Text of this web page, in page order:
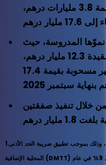
والاحتفاظ"، مع إضافة مشاريع جديدة بقيمة 3.8 مليارات درهم،
المدروسة، حيث
بلغت السيولة النقدية المتاحة وغير المقيدة 12.3 مليار درهم،
إضافةً إلى تسهيلات مصرفية مؤكدة وغير مسحوبة بقيمة 17.4
خلال تنفيذ صفقتين
1بلغ معدل الضريبة القانونية للدار 15% اعتباراً من عام 2025، وذلك بموجب تطبيق ضريبة الحد الأدنى
المحلية الإضافية (DMTT) في دولة الإمارات ابتداءً من 1 يناير 2025، مقارنةً بمعدل 9% في عام